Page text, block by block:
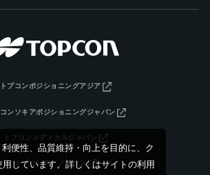
便性、品質維持・向上を目的に、ク
しています。詳しくはサイトの利用
トプコンポジショニングアジア
コンソキアポジショニングジャパン
トプコンメディカルジャパン
トプコンテクノハウス